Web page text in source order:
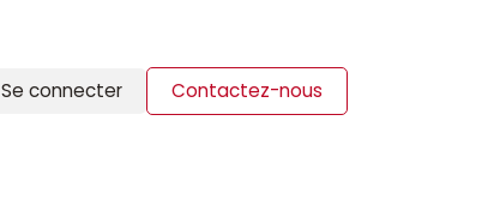
Se connecter Contactez-nous